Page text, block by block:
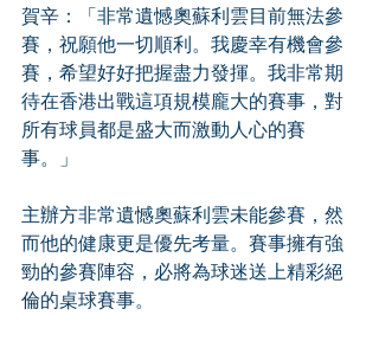
賀辛：「非常遺憾奧蘇利雲目前無法參
賽，祝願他一切順利。我慶幸有機會參
賽，希望好好把握盡力發揮。我非常期
待在香港出戰這項規模龐大的賽事，對
所有球員都是盛大而激動人心的賽
事。」
主辦方非常遺憾奧蘇利雲未能參賽，然
而他的健康更是優先考量。賽事擁有強
勁的參賽陣容，必將為球迷送上精彩絕
倫的桌球賽事。